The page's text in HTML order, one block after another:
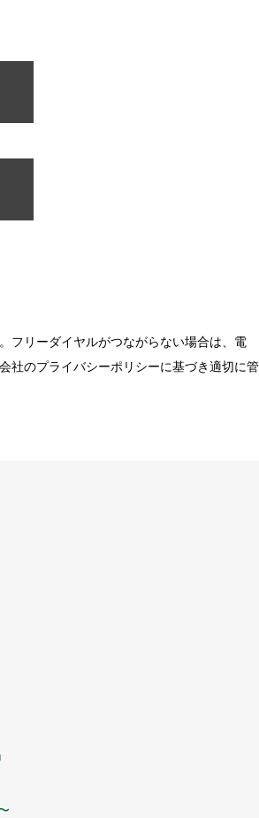
フリーダイヤルがつながらない場合は、電
社のプライバシーポリシーに基づき適切に管